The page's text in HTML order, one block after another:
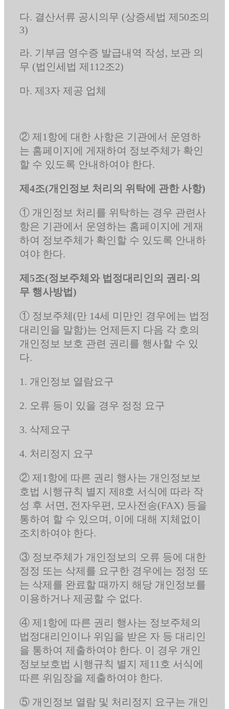
다. 결산서류 공시의무 (상증세법 제50조의
3)
라. 기부금 영수증 발급내역 작성, 보관 의
무 (법인세법 제112조2)
마. 제3자 제공 업체
② 제1항에 대한 사항은 기관에서 운영하
는 홈페이지에 게재하여 정보주체가 확인
할 수 있도록 안내하여야 한다.
제4조(개인정보 처리의 위탁에 관한 사항)
① 개인정보 처리를 위탁하는 경우 관련사
항은 기관에서 운영하는 홈페이지에 게재
하여 정보주체가 확인할 수 있도록 안내하
여야 한다.
제5조(정보주체와 법정대리인의 권리·의
무 행사방법)
① 정보주체(만 14세 미만인 경우에는 법정
대리인을 말함)는 언제든지 다음 각 호의
개인정보 보호 관련 권리를 행사할 수 있
다.
1. 개인정보 열람요구
2. 오류 등이 있을 경우 정정 요구
3. 삭제요구
4. 처리정지 요구
② 제1항에 따른 권리 행사는 개인정보보
호법 시행규칙 별지 제8호 서식에 따라 작
성 후 서면, 전자우편, 모사전송(FAX) 등을
통하여 할 수 있으며, 이에 대해 지체없이
조치하여야 한다.
③ 정보주체가 개인정보의 오류 등에 대한
정정 또는 삭제를 요구한 경우에는 정정 또
는 삭제를 완료할 때까지 해당 개인정보를
이용하거나 제공할 수 없다.
④ 제1항에 따른 권리 행사는 정보주체의
법정대리인이나 위임을 받은 자 등 대리인
을 통하여 제출하여야 한다. 이 경우 개인
정보보호법 시행규칙 별지 제11호 서식에
따른 위임장을 제출하여야 한다.
⑤ 개인정보 열람 및 처리정지 요구는 개인